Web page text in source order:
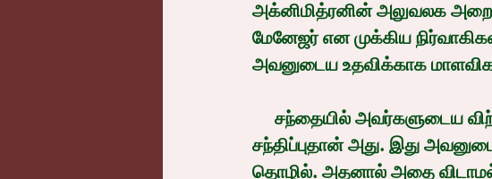
அக்னிமித்ரனின் அலுவலக
மேனேஜர் என முக்கிய
அவனுடைய உதவிக்காக
சந்திப்புதான் அது. இது
தொழில். அதனால் அதை